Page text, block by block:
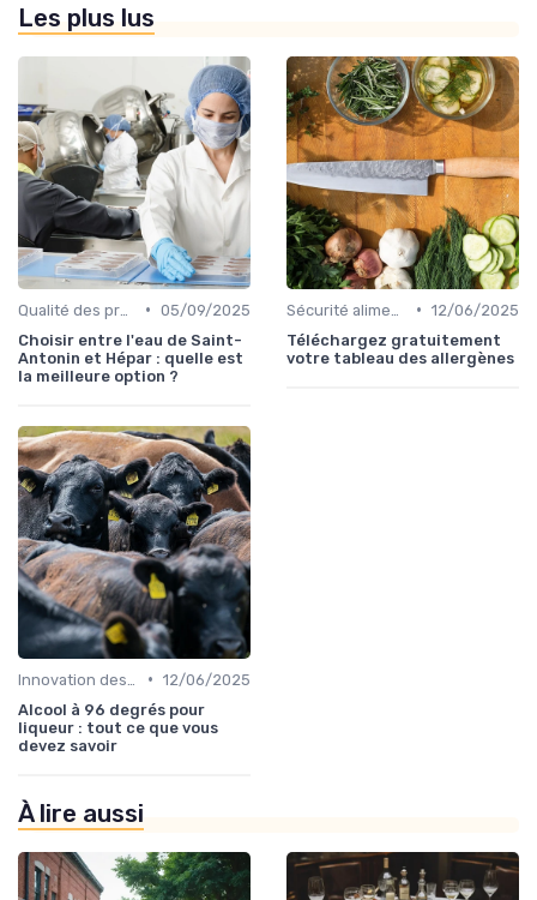
Les plus lus
• 05/09/2025
Choisir entre l'eau de Saint-
Antonin et Hépar : quelle est
la meilleure option ?
• 12/06/2025
Téléchargez gratuitement
votre tableau des allergènes
• 12/06/2025
Alcool à 96 degrés pour
liqueur : tout ce que vous
devez savoir
À lire aussi